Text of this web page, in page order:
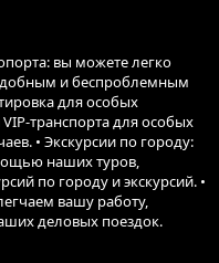
автомобиль в
путешествие с
автомобиля с
Арыканды
дорожка которого
форму после
на машине,
трансфере или
с одной
стадиона, с
вы можете легко
и беспроблемным
для особых
транспорта для особых
• Экскурсии по городу:
наших туров,
по городу и экскурсий. •
вашу работу,
деловых поездок.